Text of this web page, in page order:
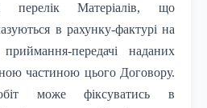
Матеріалів, що
в рахунку-фактурі на
передачі наданих
частиною цього Договору.
може фіксуватись в